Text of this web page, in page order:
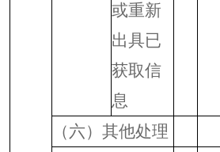
或重新
出具已
获取信
息
（六）其他处理